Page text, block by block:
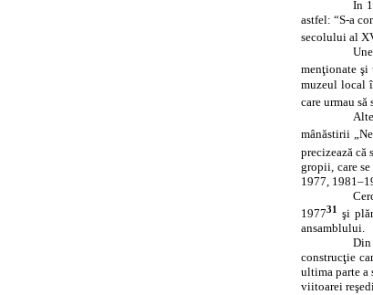
În
astfel: “S‑a
secolului al
menţionate
muzeul local
care urmau
mânăstirii
precizează
gropii, care
1977,
197731 şi
ansamblului.
Din
construcţie
ultima parte a
viitoarei